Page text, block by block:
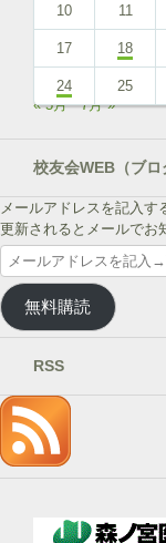
10 11
17 18
24 25
« 5月
7月 »
校友会WEB（ブ
メールアドレスを記入す
更新されるとメールでお
ー
ル
ア
ド
を
記
入
→
無料購読
RSS